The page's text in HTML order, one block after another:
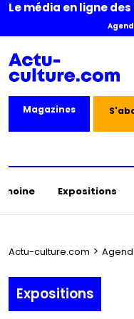
Le média en ligne
Magazines
Expositions
Actu-culture.com >
Expositions